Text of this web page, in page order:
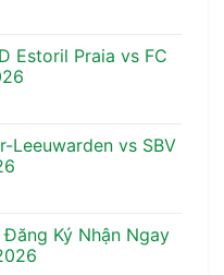
Estoril Praia vs FC
Leeuwarden vs SBV
Ký Nhận Ngay